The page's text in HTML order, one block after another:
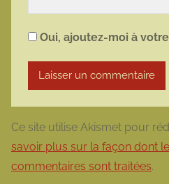
Oui, ajoutez-moi à
Ce site utilise Akismet pour
savoir plus sur la façon dont
commentaires sont traitées.